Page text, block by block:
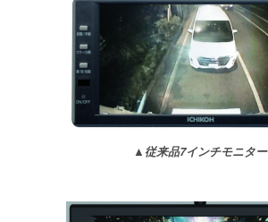
▲従来品7インチモニター